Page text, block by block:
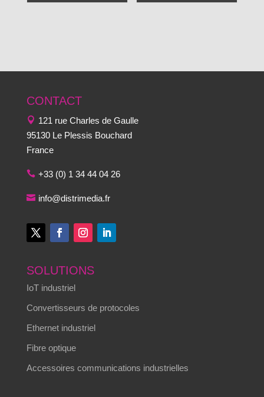
CONTACT
121 rue Charles de Gaulle
95130 Le Plessis Bouchard
France
+33 (0) 1 34 44 04 26
info@distrimedia.fr
SOLUTIONS
IoT industriel
Convertisseurs de protocoles
Ethernet industriel
Fibre optique
Accessoires communications industrielles